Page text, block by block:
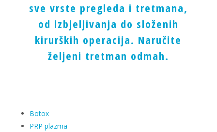
sve vrste pregleda i tretmana,
od izbjeljivanja do složenih
kirurških operacija. Naručite
željeni tretman odmah.
Botox
PRP plazma